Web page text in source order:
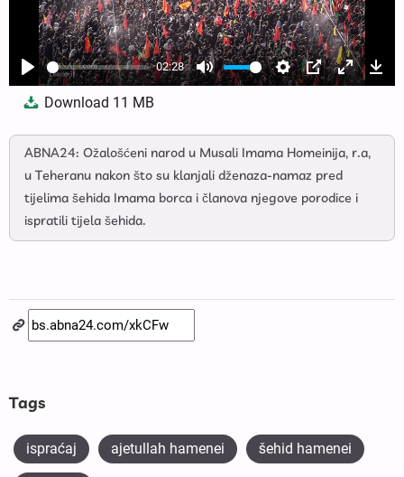
Play
02:28
Mute Settings
PIP Enter
Download 11 MB
ABNA24: Ožalošćeni narod u Musali Imama Homeinija, r.a,
u Teheranu nakon što su klanjali dženaza-namaz pred
tijelima šehida Imama borca i članova njegove porodice i
ispratili tijela šehida.
Tags
ispraćaj ajetullah hamenei šehid hamenei